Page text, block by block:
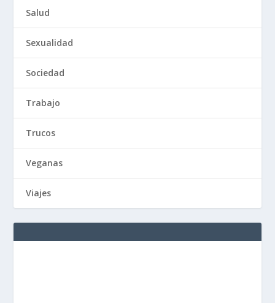
Salud
Sexualidad
Sociedad
Trabajo
Trucos
Veganas
Viajes